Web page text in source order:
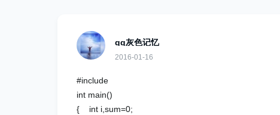
qq灰色记忆
2016-01-16
#include
int main()
{ int i,sum=0;